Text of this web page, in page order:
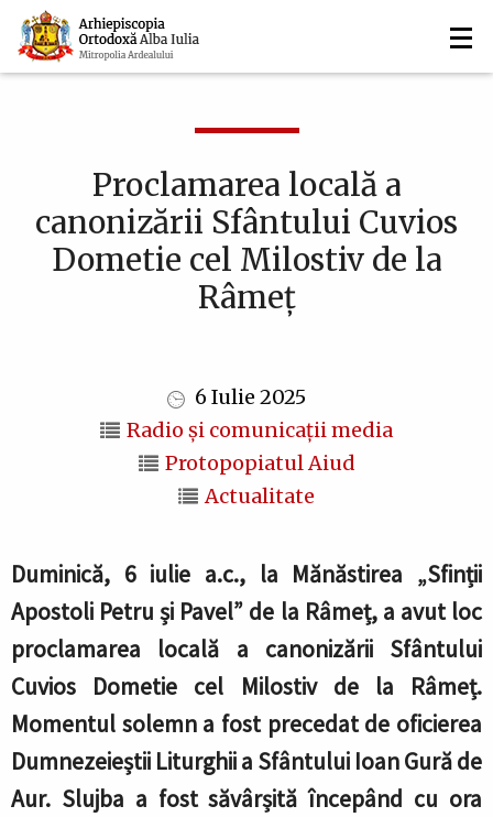
Mergi
la
conţinutul
Navigare
principală
Proclamarea locală a
canonizării Sfântului Cuvios
Dometie cel Milostiv de la
Râmeț
6 Iulie 2025
Radio și comunicații media
Protopopiatul Aiud
Actualitate
Duminică, 6 iulie a.c., la Mănăstirea „Sfinții
Apostoli Petru și Pavel” de la Râmeț, a avut loc
proclamarea locală a canonizării Sfântului
Cuvios Dometie cel Milostiv de la Râmeț.
Momentul solemn a fost precedat de oficierea
Dumnezeieștii Liturghii a Sfântului Ioan Gură de
Aur. Slujba a fost săvârșită începând cu ora